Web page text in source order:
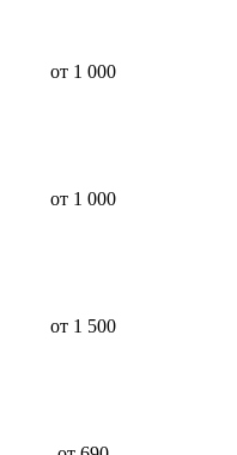
от 1 000
от 1 000
от 1 500